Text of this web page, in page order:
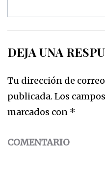
DEJA UNA
Tu dirección de
publicada. Los
marcados con *
COMENTARIO